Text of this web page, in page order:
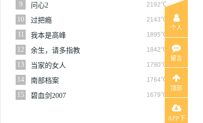
9
2192℃
问心2
10
2143℃
过把瘾
11
1895℃
我本是高峰
12
1842℃
余生，请多指教
13
1790℃
当家的女人
14
1764℃
南部档案
15
1679℃
碧血剑2007
个人
留言
顶部
APP下